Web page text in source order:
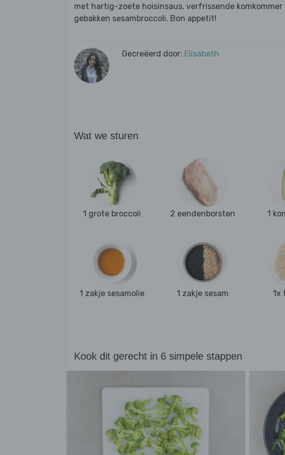
met hartig-zoete hoisinsaus, verfrissende komkommer
gebakken sesambroccoli. Bon appetit!
Gecreëerd door: Elisabeth
Wat we sturen
1 grote broccoli 2 eendenborsten 1
1 zakje sesamolie 1 zakje sesam 1x
Kook dit gerecht in 6 simpele stappen